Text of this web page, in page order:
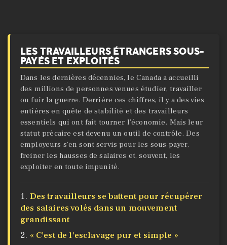
LES TRAVAILLEURS ÉTRANGERS SOUS-
PAYÉS ET EXPLOITÉS
Dans les dernières décennies, le Canada a accueilli
des millions de personnes venues étudier, travailler
ou fuir la guerre. Derrière ces chiffres, il y a des vies
entières en quête de stabilité et des travailleurs
essentiels qui ont fait tourner l’économie. Mais leur
statut précaire est devenu un outil de contrôle. Des
employeurs s’en sont servis pour les sous-payer,
freiner les hausses de salaires et, souvent, les
exploiter en toute impunité.
Des travailleurs se battent pour récupérer
des salaires volés dans un mouvement
grandissant
« C’est de l’esclavage pur et simple »